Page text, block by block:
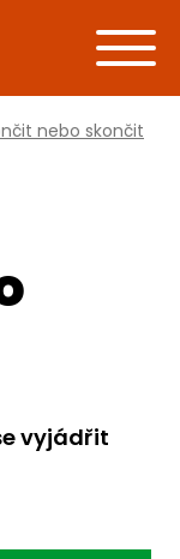
nebo skončit
vyjádřit